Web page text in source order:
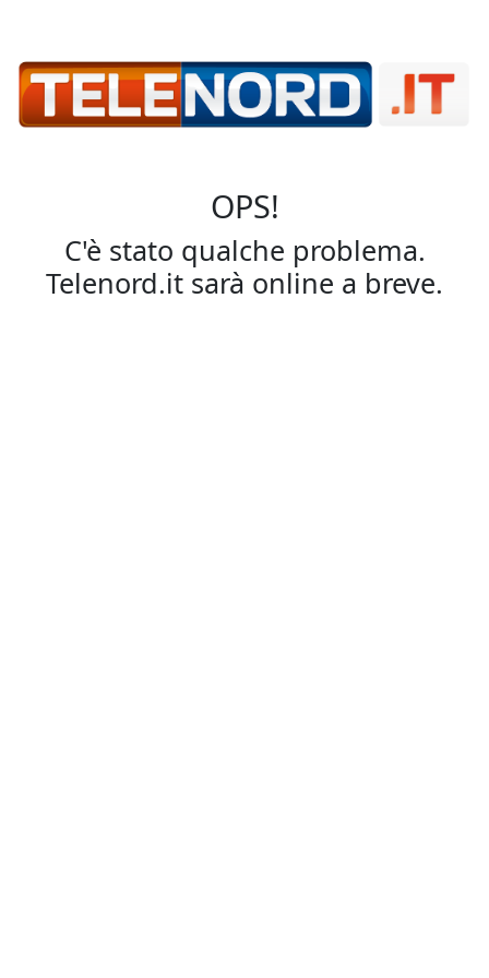
OPS!
C'è stato qualche problema.
Telenord.it sarà online a breve.